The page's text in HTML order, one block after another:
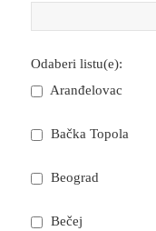
Odaberi listu(e):
Aranđelovac
Bačka Topola
Beograd
Bečej